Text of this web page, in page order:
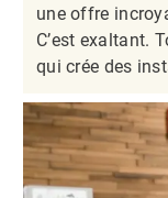
une offre
C’est exaltant.
qui crée des